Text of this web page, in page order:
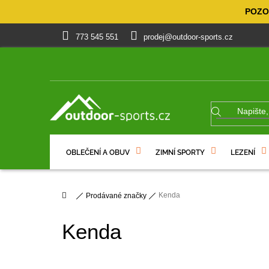
773 545 551 prodej@outdoor-sports.cz
OBLEČENÍ A OBUV ZIMNÍ SPORTY LEZENÍ
DomůProdávané značky Kenda
Kenda